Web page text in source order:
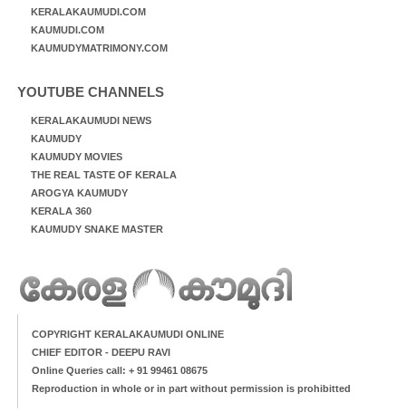
KERALAKAUMUDI.COM
KAUMUDI.COM
KAUMUDYMATRIMONY.COM
YOUTUBE CHANNELS
KERALAKAUMUDI NEWS
KAUMUDY
KAUMUDY MOVIES
THE REAL TASTE OF KERALA
AROGYA KAUMUDY
KERALA 360
KAUMUDY SNAKE MASTER
COPYRIGHT KERALAKAUMUDI ONLINE
CHIEF EDITOR - DEEPU RAVI
Online Queries call: + 91 99461 08675
Reproduction in whole or in part without permission is prohibitted